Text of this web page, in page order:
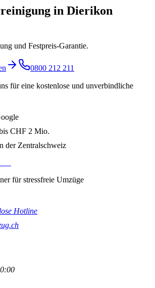
in Dierikon
und Festpreis-Garantie.
0800 212 211
für eine kostenlose und unverbindliche
CHF 2 Mio.
der Zentralschweiz
für stressfreie Umzüge
Hotline